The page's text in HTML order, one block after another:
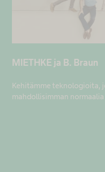
MIETHKE ja B. Braun
Kehitämme teknologioita,
mahdollisimman normaalia